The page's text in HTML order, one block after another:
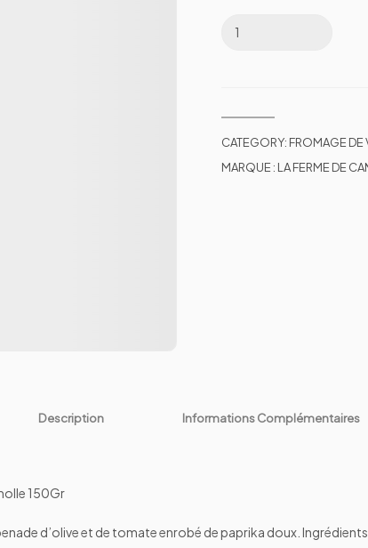
CATEGORY: FROMAGE DE
MARQUE : LA FERME DE
Description Informations Complémentaires
150Gr
d’olive et de tomate enrobé de paprika doux.